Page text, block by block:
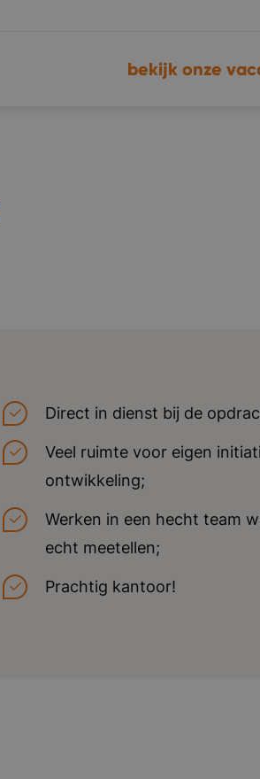
bekijk onze
Direct in dienst bij de
Veel ruimte voor eigen
ontwikkeling;
Werken in een hecht team
echt meetellen;
Prachtig kantoor!